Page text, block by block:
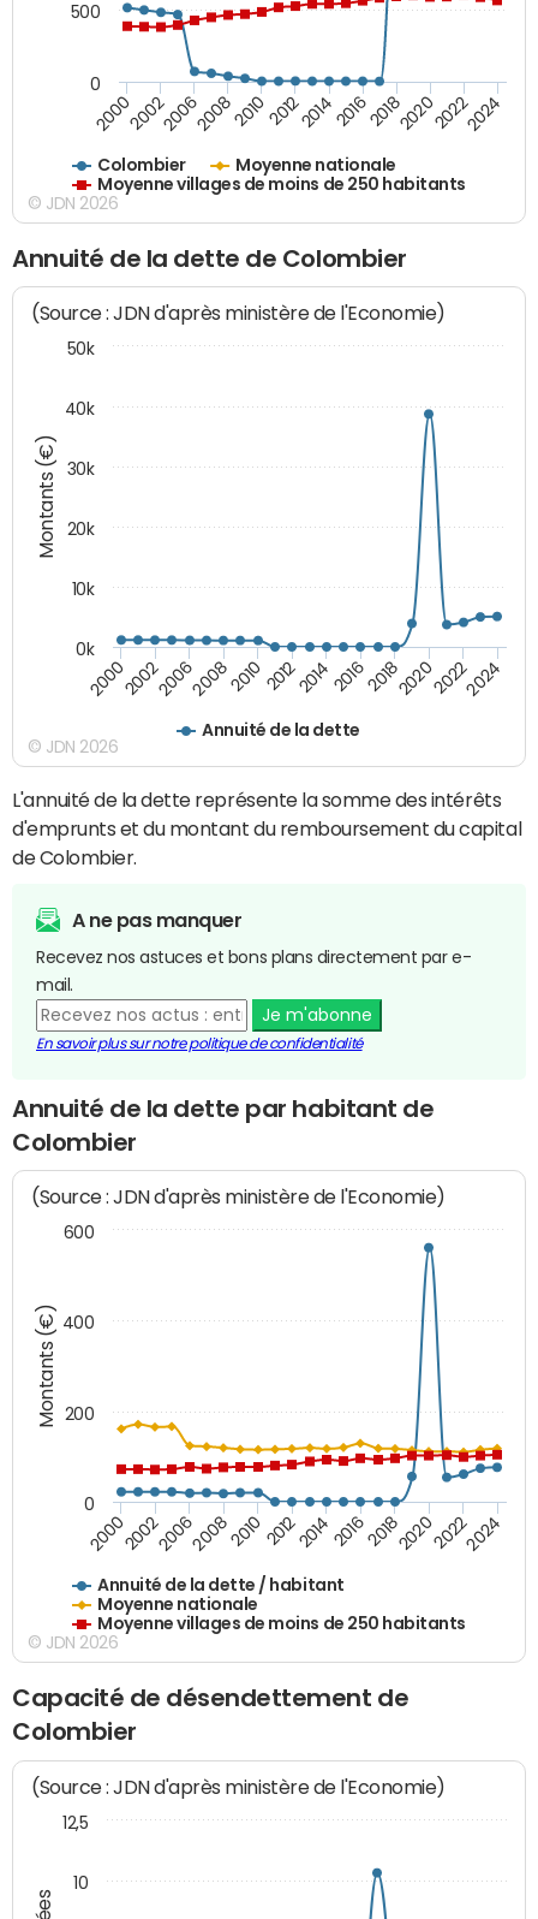
Colombier
Moyenne nationale
Moyenne villages de moins de 250 habitants
200020022006200820102012201420162018202020222024
0
500
© JDN 2026
Annuité de la dette de Colombier
Montants (€)
(Source : JDN d'après ministère de l'Economie)
Annuité de la dette
20002002200620082010 2012201420162018202020222024
0k
10k
20k
30k
40k
50k
© JDN 2026
L'annuité de la dette représente la somme des intérêts
d'emprunts et du montant du remboursement du capital
de Colombier.
A ne pas manquer
Recevez nos astuces et bons plans directement par e-
mail.
Je m'abonne
En savoir plus sur notre politique de confidentialité
Annuité de la dette par habitant de
Colombier
Montants (€)
(Source : JDN d'après ministère de l'Economie)
Annuité de la dette / habitant
Moyenne nationale
Moyenne villages de moins de 250 habitants
20002002200620082010 2012201420162018202020222024
0
200
400
600
© JDN 2026
Capacité de désendettement de
Colombier
(Source : JDN d'après ministère de l'Economie)
10
12,5